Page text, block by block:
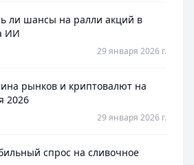
ли шансы на ралли акций в
ИИ
29 января 2026 г.
рынков и криптовалют на
2026
29 января 2026 г.
спрос на сливочное